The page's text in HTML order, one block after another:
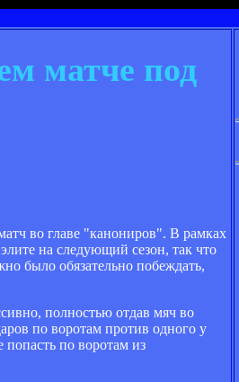
матче под
во главе "канониров". В рамках
на следующий сезон, так что
было обязательно побеждать,
полностью отдав мяч во
по воротам против одного у
по воротам из